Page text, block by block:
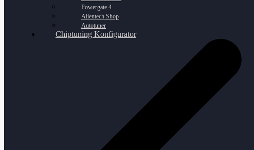
Powergate 4
Alientech Shop
Autotuner
Chiptuning Konfigurator